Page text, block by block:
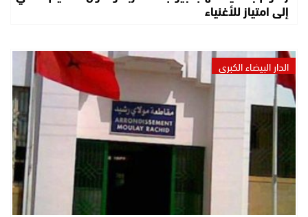
إلى امتياز للأغنياء
الدار البيضاء الكبرى